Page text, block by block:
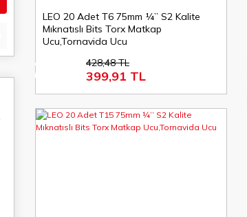
LEO 20 Adet T6 75mm ¼’’ S2 Kalite
Mıknatıslı Bits Torx Matkap
Ucu,Tornavida Ucu
%7
indirim
428,48 TL
399,91 TL